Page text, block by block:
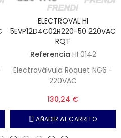
ELECTROVAL HI
5EVP12D4C02R220-50 220VAC
RQT
Referencia HI 0142
Electroválvula Roquet NG6 -
220VAC
130,24 €
AÑADIR AL CARRITO